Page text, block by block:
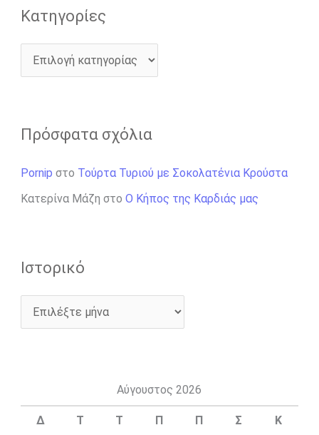
Kατηγορίες
Πρόσφατα σχόλια
Pornip στο Τούρτα Τυριού με Σοκολατένια Κρούστα
Κατερίνα Μάζη στο Ο Κήπος της Καρδιάς μας
Ιστορικό
Αύγουστος 2026
Δ Τ Τ Π Π Σ Κ